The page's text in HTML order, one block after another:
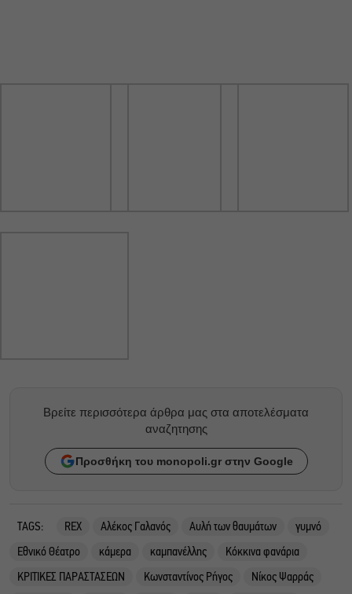
Βρείτε περισσότερα άρθρα μας στα αποτελέσματα
αναζητησης
Προσθήκη του monopoli.gr στην Google
TAGS: REX Αλέκος Γαλανός Αυλή των θαυμάτων
γυμνό
Εθνικό Θέατρο
κάμερα καμπανέλλης
Κόκκινα φανάρια
ΚΡΙΤΙΚΕΣ ΠΑΡΑΣΤΑΣΕΩΝ
Κωνσταντίνος Ρήγος
Νίκος Ψαρράς